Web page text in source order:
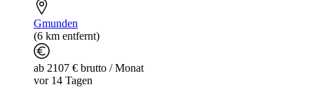
Gmunden
(6 km entfernt)
ab 2107 € brutto / Monat
vor 14 Tagen